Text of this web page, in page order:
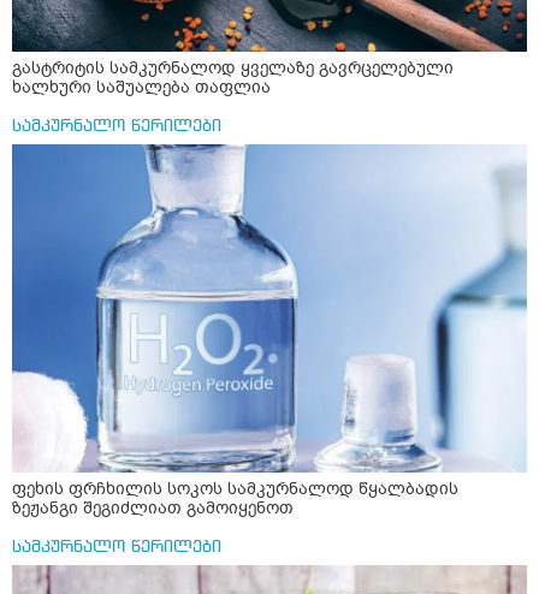
გასტრიტის სამკურნალოდ ყველაზე გავრცელებული
ხალხური საშუალება თაფლია
სამკურნალო წერილები
ფეხის ფრჩხილის სოკოს სამკურნალოდ წყალბადის
ზეჟანგი შეგიძლიათ გამოიყენოთ
სამკურნალო წერილები